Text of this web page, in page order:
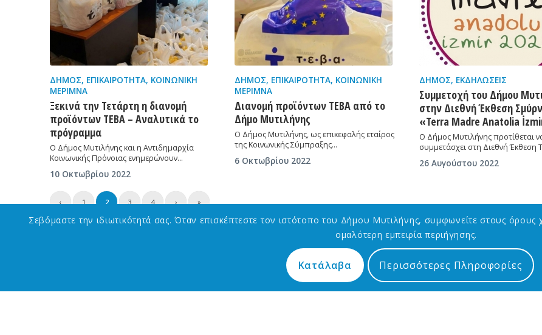
ΔΉΜΟΣ, ΕΠΙΚΑΙΡΌΤΗΤΑ, ΚΟΙΝΩΝΙΚΉ
ΜΈΡΙΜΝΑ
Ξεκινά την Τετάρτη η διανομή
προϊόντων ΤΕΒΑ – Αναλυτικά το
πρόγραμμα
Ο Δήμος Μυτιλήνης και η Αντιδημαρχία
Κοινωνικής Πρόνοιας ενημερώνουν…
10 Οκτωβρίου 2022
ΔΉΜΟΣ, ΕΠΙΚΑΙΡΌΤΗΤΑ, ΚΟΙΝΩΝΙΚΉ
ΜΈΡΙΜΝΑ
Διανομή προϊόντων ΤΕΒΑ από το
Δήμο Μυτιλήνης
Ο Δήμος Μυτιλήνης, ως επικεφαλής εταίρος
της Κοινωνικής Σύμπραξης…
6 Οκτωβρίου 2022
ΔΉΜΟΣ, ΕΚΔΗΛΏΣΕΙΣ
Συμμετοχή του Δήμου
στην Διεθνή Έκθεση
«Terra Madre Anatolia
Ο Δήμος Μυτιλήνης προτίθεται
συμμετάσχει στη Διεθνή Έκθεση
26 Αυγούστου 2022
‹ 1 2 3 4 › »
Σεβόμαστε την ιδιωτικότητά σας. Όταν επισκέπτεστε τον ιστότοπο του Δήμου Μυτιλήνης, συμφωνείτε στους
ομαλότερη εμπειρία περιήγησης.
Κατάλαβα Περισσότερες Πληροφορίες